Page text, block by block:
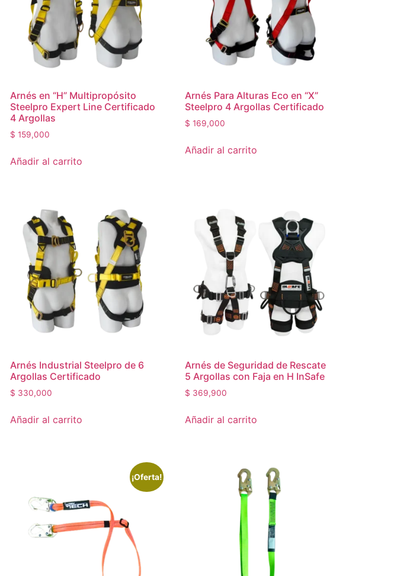
Arnés en “H” Multipropósito
Steelpro Expert Line Certificado
4 Argollas
$ 159,000
Añadir al carrito
Arnés Para Alturas Eco en “X”
Steelpro 4 Argollas Certificado
$ 169,000
Añadir al carrito
Arnés Industrial Steelpro de 6
Argollas Certificado
$ 330,000
Añadir al carrito
Arnés de Seguridad de Rescate
5 Argollas con Faja en H InSafe
$ 369,900
Añadir al carrito
¡Oferta!